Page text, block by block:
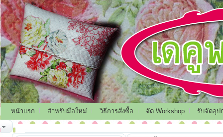
หน้าแรก สำหรับมือใหม่ วิธีการสั่งซื้อ จัด Workshop รับจัดอุป